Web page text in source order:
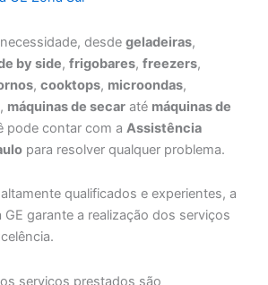
desdegeladeiras,
by side,frigobares,freezers,
,cooktops, microondas,
, máquinas de secar até máquinas de
pode contar com a Assistência
para resolver qualquer problema.
qualificados e experientes, a
garante a realização dos serviços
serviços prestados são